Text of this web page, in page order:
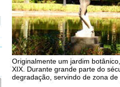
Originalmente um jardim
XIX. Durante grande parte do
degradação, servindo de zona